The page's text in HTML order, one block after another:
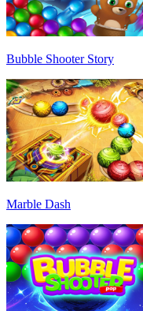
Bubble Shooter Story
Marble Dash